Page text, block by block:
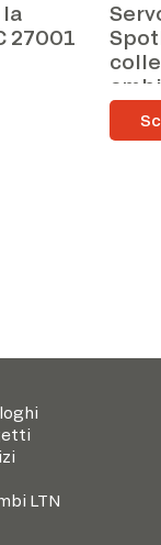
27001
LTN